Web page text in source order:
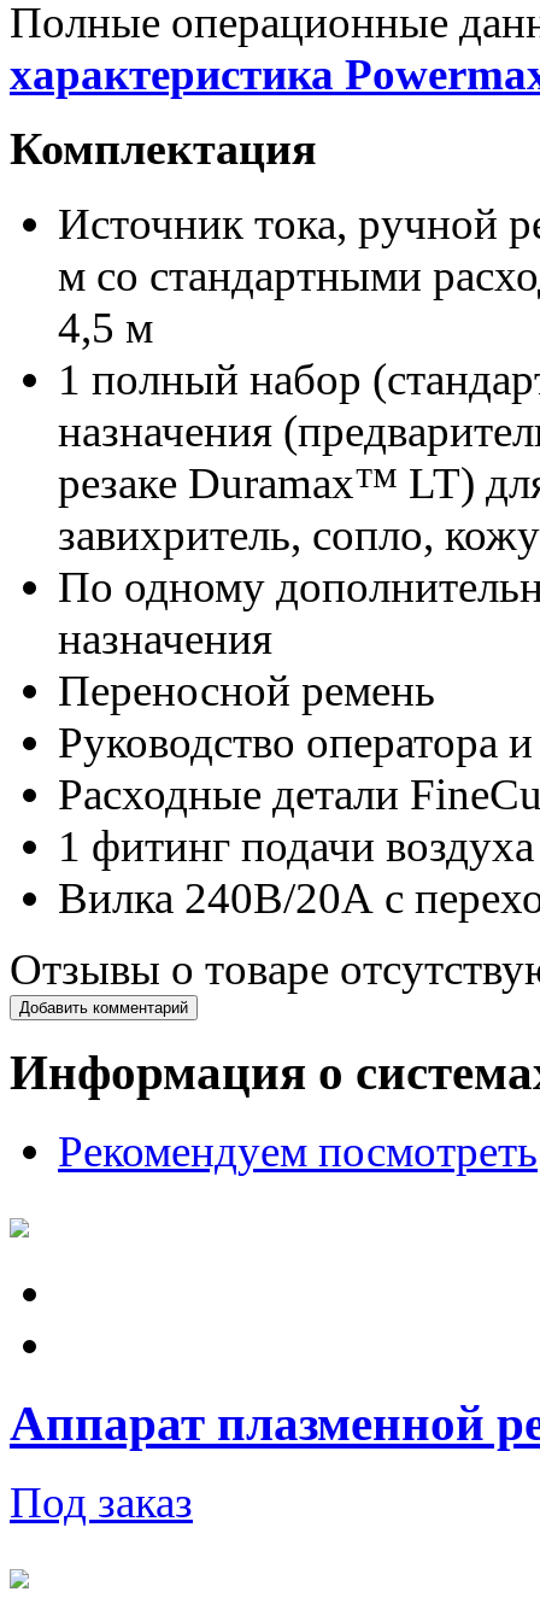
Полные операционные
характеристика
Комплектация
Источник тока, ручной
м со стандартными
4,5 м
1 полный набор (
назначения (
резаке Duramax™ LT)
завихритель, сопло,
По одному
назначения
Переносной ремень
Руководство оператора
Расходные детали
1 фитинг подачи воздуха
Вилка 240В/20А с
Отзывы о товаре
Добавить комментарий
Информация о
Рекомендуем посмотреть
Аппарат плазменной
Под заказ